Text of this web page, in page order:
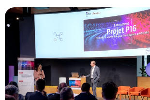
Gestion de plénière avec montage
d’identité visuelle